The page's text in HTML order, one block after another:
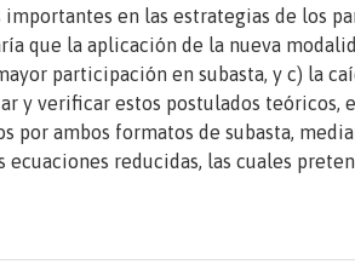
en las estrategias de los
que la aplicación de la nueva
participación en subasta, y c) la
y verificar estos postulados teóricos,
por ambos formatos de subasta,
reducidas, las cuales